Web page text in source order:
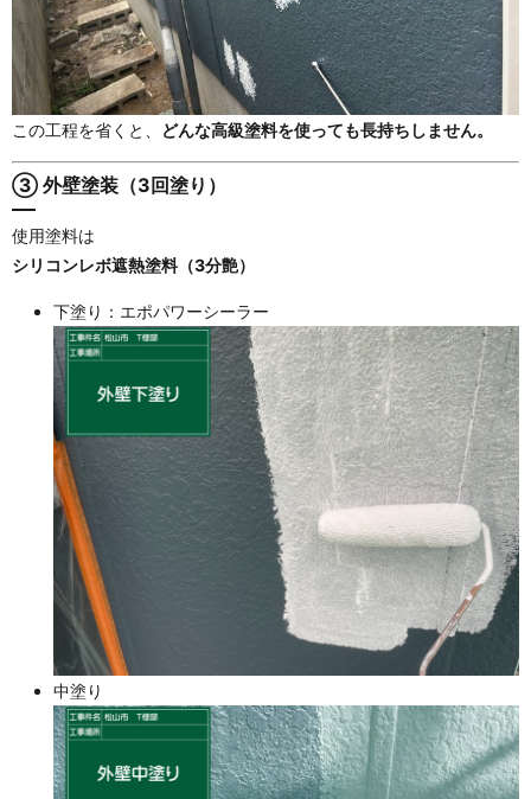
この工程を省くと、 どんな高級塗料を使っても長持ちしません。
③ 外壁塗装（3回塗り）
使用塗料は
シリコンレボ遮熱塗料（3分艶）
下塗り：エポパワーシーラー
中塗り